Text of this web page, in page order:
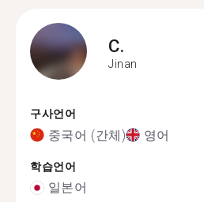
C.
Jinan
구사언어
중국어 (간체) 영어
학습언어
일본어